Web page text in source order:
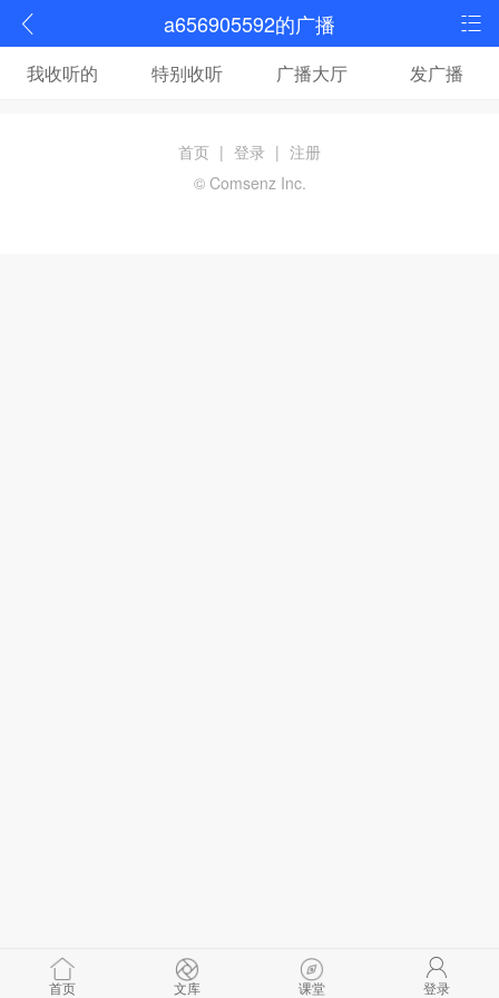
a656905592的广播
我收听的 特别收听 广播大厅 发广播
首页 文库 课堂 登录
首页 | 登录 | 注册
© Comsenz Inc.